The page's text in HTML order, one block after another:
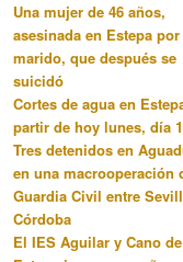
Una mujer de 46 años,
asesinada en Estepa por
marido, que después se
suicidó
Cortes de agua en
partir de hoy lunes, día
Tres detenidos en
en una macrooperación
Guardia Civil entre
Córdoba
El IES Aguilar y Cano de